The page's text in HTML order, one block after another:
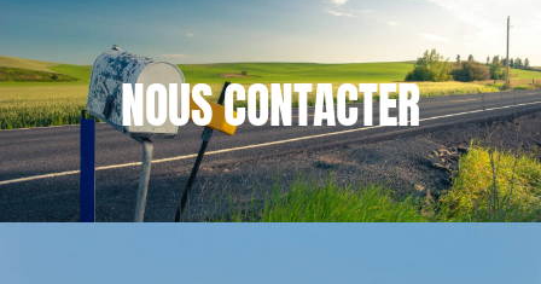
NOUSCONTACTER